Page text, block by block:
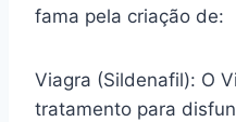
fama pela criação de:
Viagra (Sildenafil): O
tratamento para